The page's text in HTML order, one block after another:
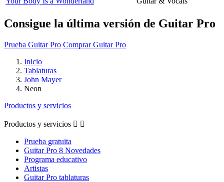
Consigue la última versión de Guitar Pro
Prueba Guitar Pro Comprar Guitar Pro
Inicio
Tablaturas
John Mayer
Neon
Productos y servicios
Productos y servicios  
Prueba gratuita
Guitar Pro 8 Novedades
Programa educativo
Artistas
Guitar Pro tablaturas